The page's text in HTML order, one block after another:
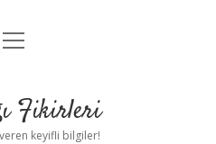
Uyarı
menüyü
Fikirleri
keyifli bilgiler!